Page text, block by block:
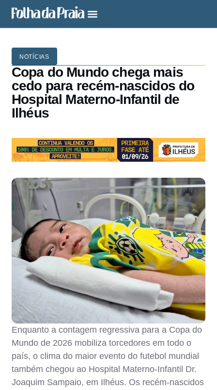
NOTÍCIAS
Copa do Mundo chega mais
cedo para recém-nascidos do
Hospital Materno-Infantil de
Ilhéus
Enquanto a contagem regressiva para a Copa do
Mundo de 2026 mobiliza torcedores em todo o
país, o clima do maior evento do futebol mundial
também chegou ao Hospital Materno-Infantil Dr.
Joaquim Sampaio, em Ilhéus. Os recém-nascidos